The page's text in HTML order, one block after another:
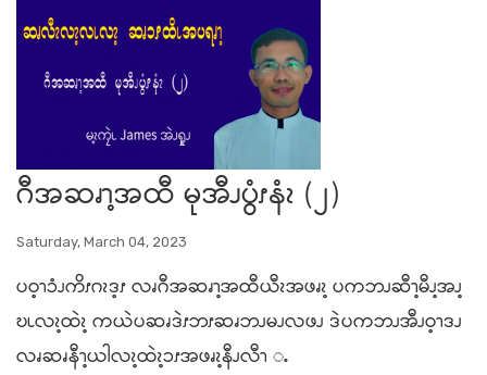
ဂီအဆၧၫ့အထီ မုအီၪပွံၭနံၩ (၂)
Saturday, March 04, 2023
ပဝ့ၫၥံၪကိၭဂၩဒ့ၭ လၧဂီအဆၧၫ့အထီယီၩအဖၧၩ့ ပကဘၪဆီၫ့မီၪ့အၪ့
ဎၬလၩ့ထဲၩ့ ကယဲပဆၧဒဲၭဘၭဆၧဘၪမၪလဖၪ ဒဲပကဘၪအီၪဝ့ၫဒၪ
လၧဆၧနီၫ့ယါလၩ့ထဲၩ့ၥၭအဖၧၩ့နီၪလီၫ ႉ